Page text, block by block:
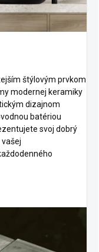
štýlovým prvkom
modernej keramiky
dizajnom
batériou
svoj dobrý